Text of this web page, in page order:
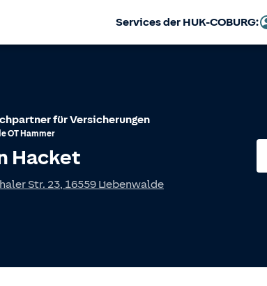
Services der HUK-COBURG:
für Versicherungen
OT Hammer
Hacket
Str. 23, 16559 Liebenwalde